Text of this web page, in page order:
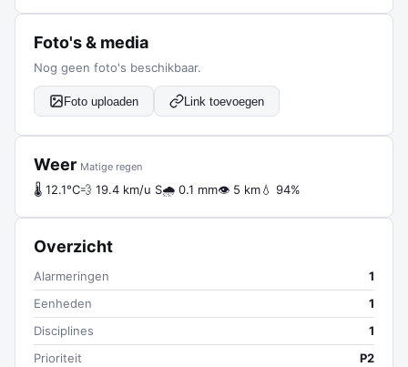
Foto's & media
Nog geen foto's beschikbaar.
Foto uploaden Link toevoegen
Weer Matige regen
🌡 12.1°C💨 19.4 km/u S🌧 0.1 mm👁 5 km💧 94%
Overzicht
Alarmeringen
1
Eenheden
1
Disciplines
1
Prioriteit
P2